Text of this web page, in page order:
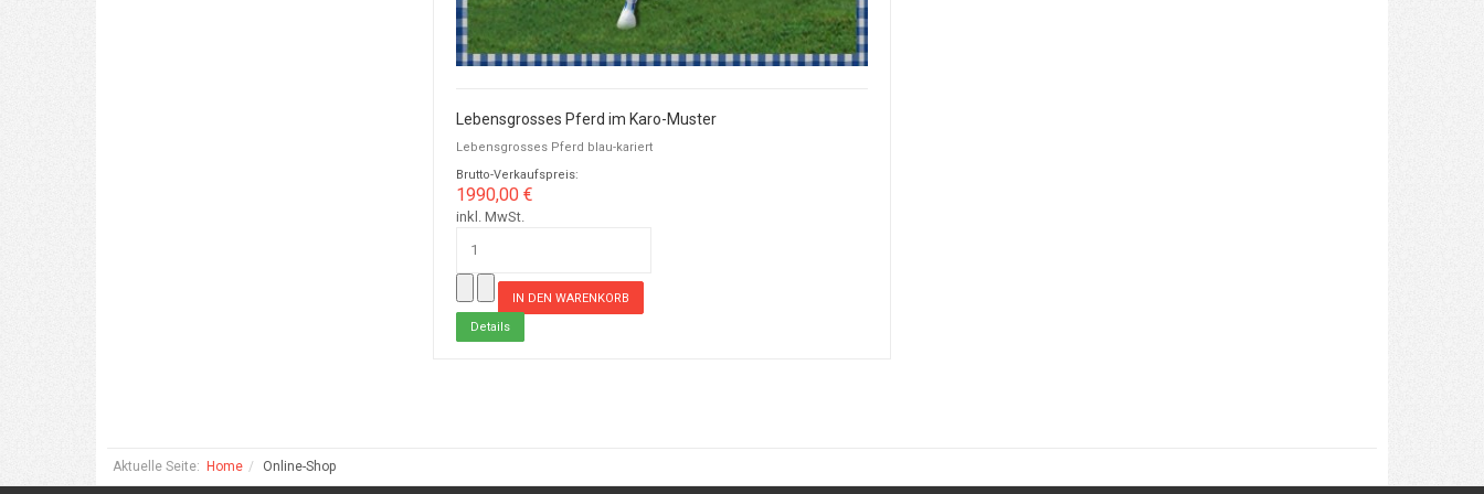
Lebensgrosses Pferd im Karo-Muster
Lebensgrosses Pferd blau-kariert
Brutto-Verkaufspreis:
1990,00 €
inkl. MwSt.
Details
Aktuelle Seite: Home Online-Shop